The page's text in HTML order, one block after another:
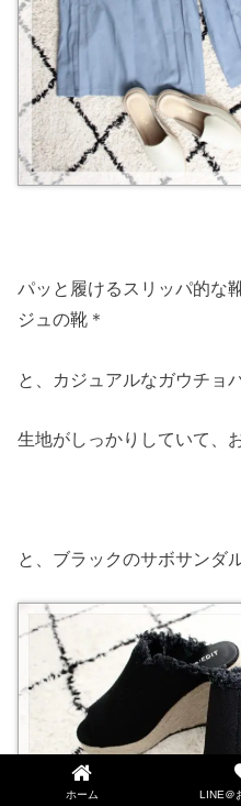
パッと履けるスリッパ的な
ジュの靴＊
と、カジュアルなガウチョ
生地がしっかりしていて、
と、ブラックのサボサンダ
ホーム LINE＠